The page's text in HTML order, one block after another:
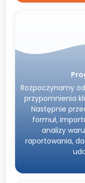
Rozpoczynamy
przypomnienia
Następnie
formuł,
analizy
raportowania,